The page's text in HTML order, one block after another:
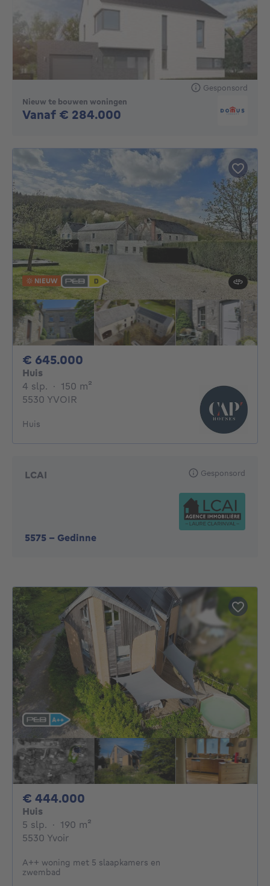
Gesponsord
Nieuw te bouwen woningen
Vanaf € 284.000
NIEUW
€ 645.000
Huis
4 slp. 4 slaapkamers
· 150 m²
5530 YVOIR
Huis
LCAI
5575 - Gedinne
Gesponsord
€ 444.000
Huis
5 slp. 5 slaapkamers
· 190 m²
5530 Yvoir
A++ woning met 5 slaapkamers en
zwembad